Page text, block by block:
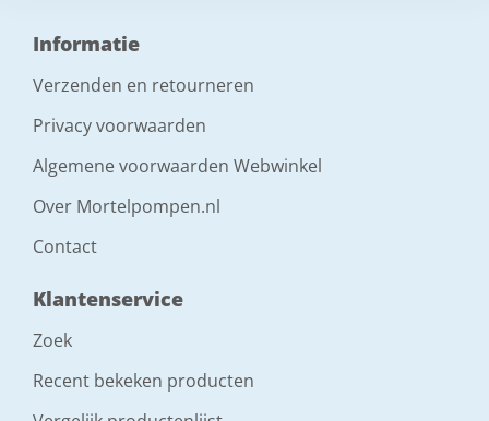
Informatie
Verzenden en retourneren
Privacy voorwaarden
Algemene voorwaarden Webwinkel
Over Mortelpompen.nl
Contact
Klantenservice
Zoek
Recent bekeken producten